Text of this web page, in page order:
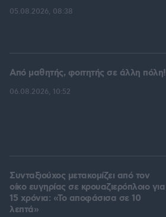
05.08.2026, 08:38
Από μαθητής, φοιτητής σε άλλη πόλη!
06.08.2026, 10:52
Συνταξιούχος μετακομίζει από τον
οίκο ευγηρίας σε κρουαζιερόπλοιο για
15 χρόνια: «Το αποφάσισα σε 10
λεπτά»